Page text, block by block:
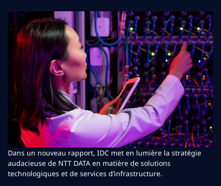
Dans un nouveau rapport, IDC met en lumière la stratégie
audacieuse de NTT DATA en matière de solutions
technologiques et de services d’infrastructure.